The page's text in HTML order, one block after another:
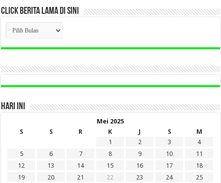
CLICK BERITA LAMA DI SINI
CLICK
BERITA
LAMA
DI
HARI INI
Mei 2025
S
S R K J S
M
1
2 3
4
5
6 7 8 9 10
11
12
13 14 15 16 17
18
19
20 21 22 23 24
25